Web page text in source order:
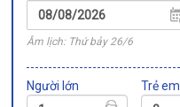
Âm lịch: Thứ bảy 26/6
Người lớn Trẻ em